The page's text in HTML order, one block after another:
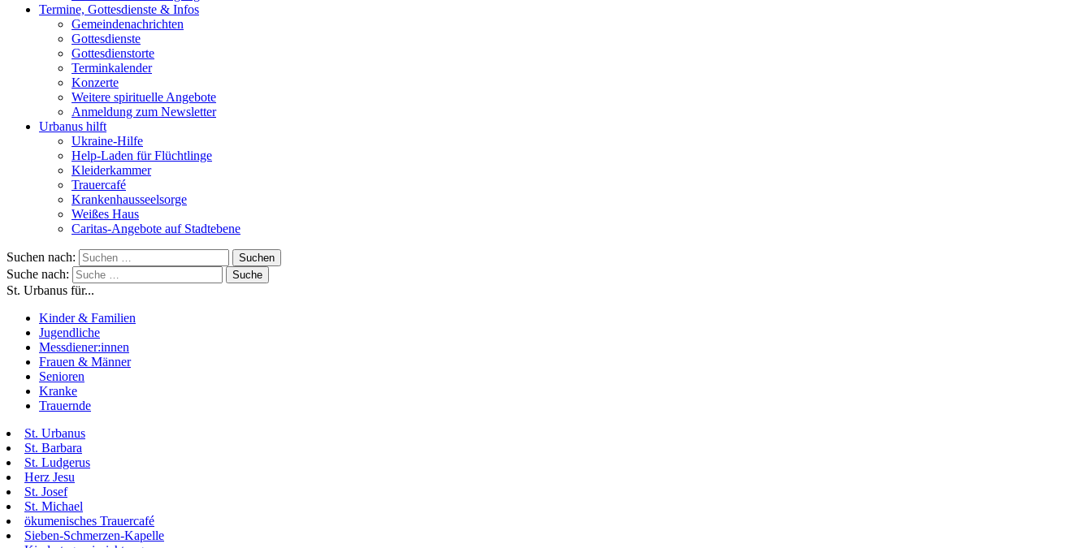
Termine, Gottesdienste & Infos
Gemeindenachrichten
Gottesdienste
Gottesdienstorte
Terminkalender
Konzerte
Weitere spirituelle Angebote
Anmeldung zum Newsletter
Urbanus hilft
Ukraine-Hilfe
Help-Laden für Flüchtlinge
Kleiderkammer
Trauercafé
Krankenhausseelsorge
Weißes Haus
Caritas-Angebote auf Stadtebene
Suchen nach:
Suche nach:
St. Urbanus für...
Kinder & Familien
Jugendliche
Messdiener:innen
Frauen & Männer
Senioren
Kranke
Trauernde
St. Urbanus
St. Barbara
St. Ludgerus
Herz Jesu
St. Josef
St. Michael
ökumenisches Trauercafé
Sieben-Schmerzen-Kapelle